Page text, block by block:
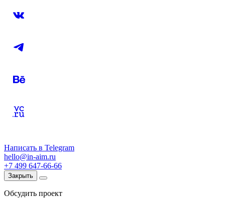
Написать в Telegram
hello@in-aim.ru
+7 499 647-66-66
Закрыть
Обсудить проект